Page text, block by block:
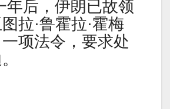
年后，伊朗已故领
拉·鲁霍拉·霍梅
项法令，要求处